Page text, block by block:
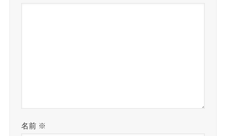
名前 ※